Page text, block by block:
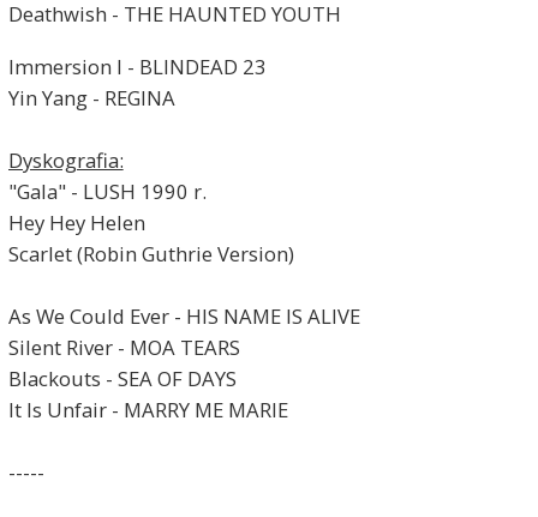
Deathwish - THE HAUNTED YOUTH
Immersion I - BLINDEAD 23
Yin Yang - REGINA
Dyskografia:
"Gala" - LUSH 1990 r.
Hey Hey Helen
Scarlet (Robin Guthrie Version)
As We Could Ever - HIS NAME IS ALIVE
Silent River - MOA TEARS
Blackouts - SEA OF DAYS
It Is Unfair - MARRY ME MARIE
-----